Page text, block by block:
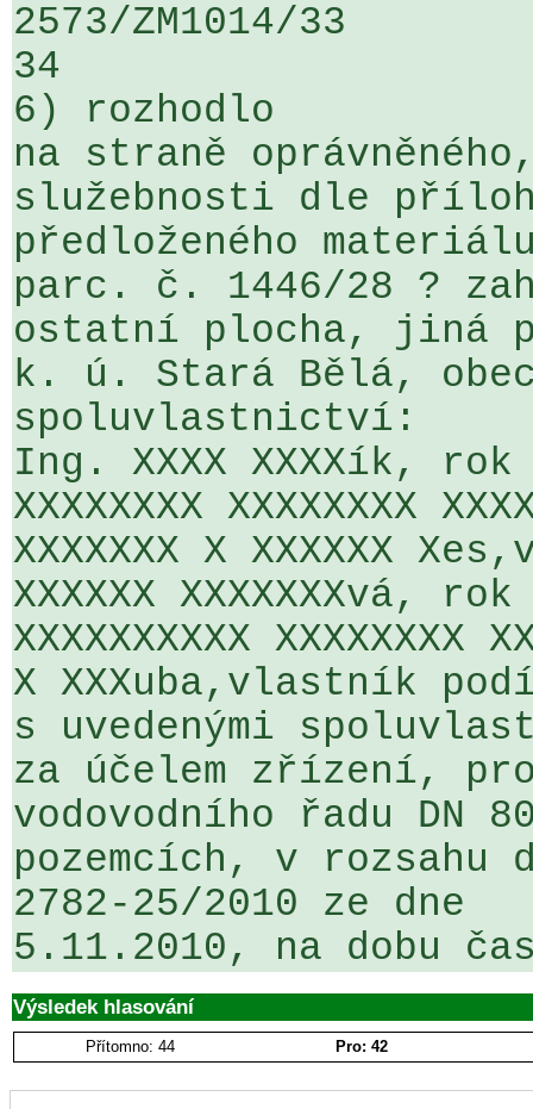
2573/ZM1014/33
34
6) rozhodlo
na straně
služebnosti dle
předloženého
parc. č. 1446/28 ?
ostatní plocha, jiná
k. ú. Stará Bělá,
spoluvlastnictví:
Ing. XXXX XXXXík,
XXXXXXXX XXXXXXXX
XXXXXXX X XXXXXX
XXXXXX XXXXXXXvá,
XXXXXXXXXX XXXXXXXX
X XXXuba,vlastník
s uvedenými
za účelem zřízení,
vodovodního řadu DN
pozemcích, v rozsahu
2782-25/2010 ze dne
5.11.2010, na dobu
Výsledek hlasování
Přítomno: 44 Pro: 42